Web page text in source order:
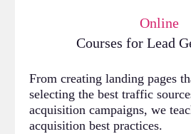
Online
Courses for Lead
From creating landing pages
selecting the best traffic
acquisition campaigns, we
acquisition best practices.